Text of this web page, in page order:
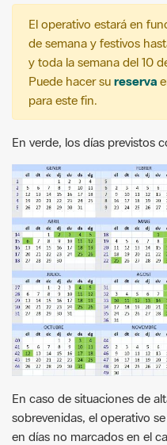
El operativo estará en
de semana y festivos
y toda la semana del 10
Puede hacer su reserva
para este fin.
En verde, los días previstos
En caso de situaciones de
sobrevenidas, el operativo
en días no marcados en el